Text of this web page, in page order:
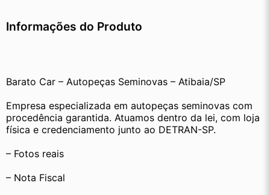
Informações do Produto
Barato Car – Autopeças Seminovas – Atibaia/SP
Empresa especializada em autopeças seminovas com
procedência garantida. Atuamos dentro da lei, com loja
física e credenciamento junto ao DETRAN-SP.
– Fotos reais
– Nota Fiscal